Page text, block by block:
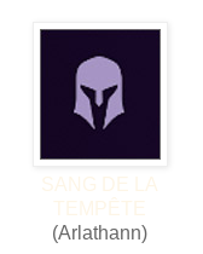
SANG DE LA
TEMPÊTE
(Arlathann)